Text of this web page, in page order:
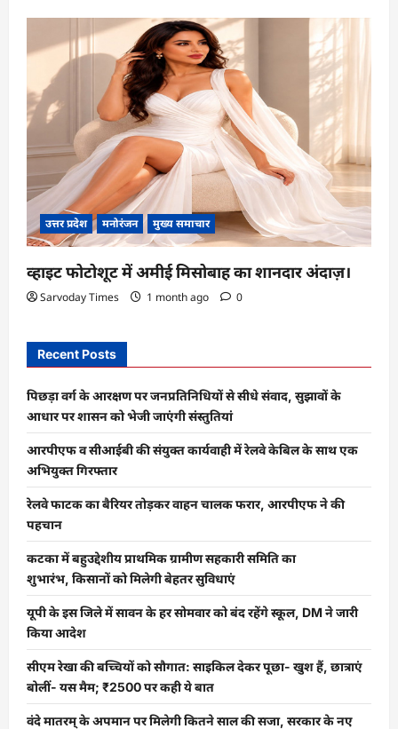
उत्तर प्रदेश मनोरंजन मुख्य समाचार
व्हाइट फोटोशूट में अमीई मिसोबाह का शानदार अंदाज़।
Sarvoday Times 1 month ago 0
Recent Posts
पिछड़ा वर्ग के आरक्षण पर जनप्रतिनिधियों से सीधे संवाद, सुझावों के
आधार पर शासन को भेजी जाएंगी संस्तुतियां
आरपीएफ व सीआईबी की संयुक्त कार्यवाही में रेलवे केबिल के साथ एक
अभियुक्त गिरफ्तार
रेलवे फाटक का बैरियर तोड़कर वाहन चालक फरार, आरपीएफ ने की
पहचान
कटका में बहुउद्देशीय प्राथमिक ग्रामीण सहकारी समिति का
शुभारंभ, किसानों को मिलेगी बेहतर सुविधाएं
यूपी के इस जिले में सावन के हर सोमवार को बंद रहेंगे स्कूल, DM ने जारी
किया आदेश
सीएम रेखा की बच्चियों को सौगात: साइकिल देकर पूछा- खुश हैं, छात्राएं
बोलीं- यस मैम; ₹2500 पर कही ये बात
वंदे मातरम् के अपमान पर मिलेगी कितने साल की सजा, सरकार के नए